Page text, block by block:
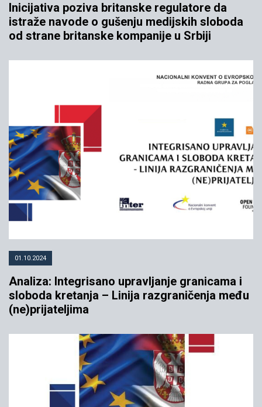
Inicijativa poziva britanske regulatore da
istraže navode o gušenju medijskih sloboda
od strane britanske kompanije u Srbiji
01.10.2024
Analiza: Integrisano upravljanje granicama i
sloboda kretanja – Linija razgraničenja među
(ne)prijateljima